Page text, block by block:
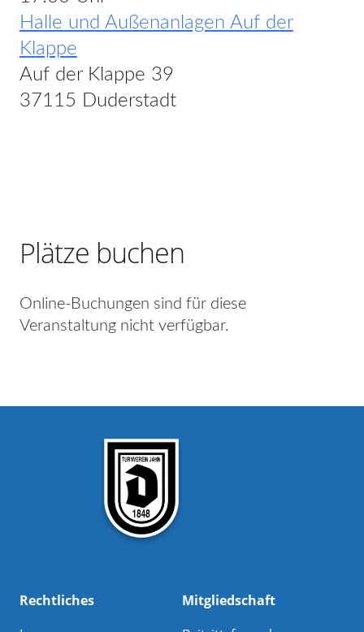
Halle und Außenanlagen Auf der
Klappe
Auf der Klappe 39
37115 Duderstadt
Plätze buchen
Online-Buchungen sind für diese
Veranstaltung nicht verfügbar.
Rechtliches
Mitgliedschaft